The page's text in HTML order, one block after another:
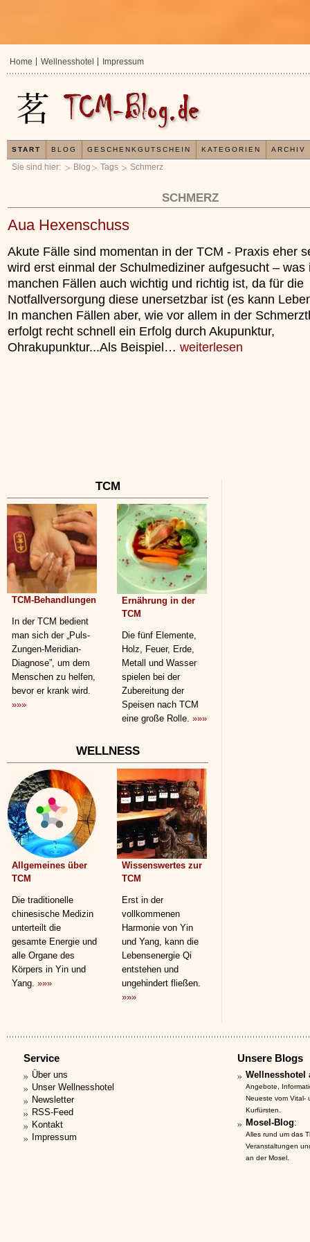
Sie sind hier: Blog Tags Schmerz
SCHMERZ
Aua Hexenschuss
Akute Fälle sind momentan in der TCM - Praxis eher
wird erst einmal der Schulmediziner aufgesucht – was
manchen Fällen auch wichtig und richtig ist, da für die
Notfallversorgung diese unersetzbar ist (es kann
In manchen Fällen aber, wie vor allem in der
erfolgt recht schnell ein Erfolg durch Akupunktur,
Ohrakupunktur...Als Beispiel… weiterlesen
TCM
TCM-Behandlungen
In der TCM bedient
man sich der „Puls-
Zungen-Meridian-
Diagnose”, um dem
Menschen zu helfen,
bevor er krank wird.
»»»
Ernährung in der
TCM
Die fünf Elemente,
Holz, Feuer, Erde,
Metall und Wasser
spielen bei der
Zubereitung der
Speisen nach TCM
eine große Rolle. »»»
WELLNESS
Allgemeines über
TCM
Die traditionelle
chinesische Medizin
unterteilt die
gesamte Energie und
alle Organe des
Körpers in Yin und
Yang. »»»
Wissenswertes zur
TCM
Erst in der
vollkommenen
Harmonie von Yin
und Yang, kann die
Lebensenergie Qi
entstehen und
ungehindert fließen.
»»»
In der TCM sind
Organismus
unterliegt.
»»»
Home Wellnesshotel Impressum
START BLOG GESCHENKGUTSCHEIN KATEGORIEN ARCHIV
Service
Über uns
Unser Wellnesshotel
Newsletter
RSS-Feed
Kontakt
Impressum
Unsere Blogs
Wellnesshotel
Angebote,
Neueste vom Vital-
Kurfürsten.
Mosel-Blog:
Alles rund um das
Veranstaltungen
an der Mosel.